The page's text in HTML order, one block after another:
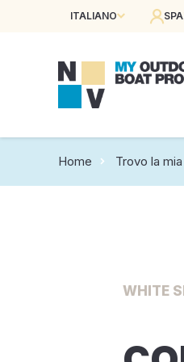
ITALIANO
Home Trovo la
WHITE